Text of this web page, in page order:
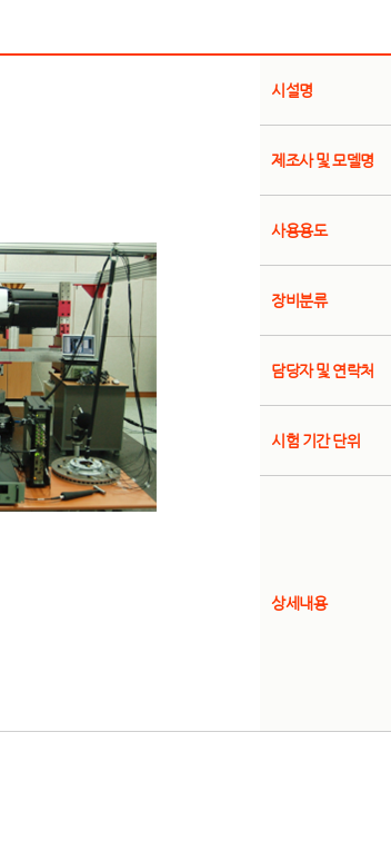
시설명
제조사 및 모델명
사용용도
장비분류
담당자 및 연락처
시험 기간 단위
상세내용